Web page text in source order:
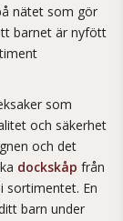
nätet som gör
barnet är nyfött
som
och säkerhet
och det
dockskåp från
sortimentet. En
barn under